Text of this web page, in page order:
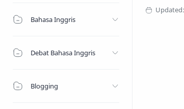
Bahasa Inggris
Debat Bahasa Inggris
Blogging